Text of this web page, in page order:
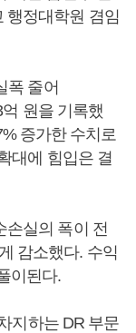
행정대학원 겸임
폭 줄어
원을 기록했
증가한 수치로
대에 힘입은 결
손실의 폭이 전
감소했다. 수익
이된다.
지하는 DR 부문